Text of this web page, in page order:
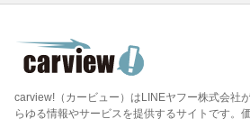
carview!（カービュー）はLINEヤフー株式会社
らゆる情報やサービスを提供するサイトです。